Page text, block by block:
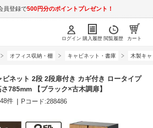
員登録で500円分のポイントプレゼント！
ログイン 購入履歴 閲覧履歴 カート
オフィス収納・棚 キャビネット・書庫 木製キ
ネット 2段 2段扉付き カギ付き ロータイプ
785mm 【ブラック×古木調扉】
件 Pコード:288486